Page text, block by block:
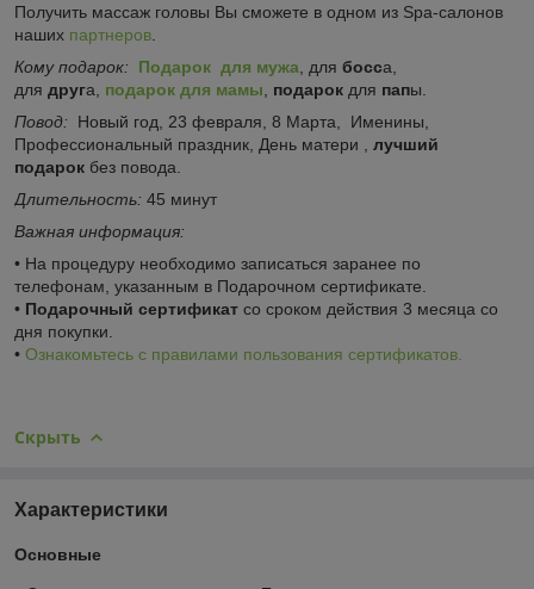
Получить массаж головы Вы сможете в одном из Spa-салонов
наших партнеров
Кому подарок:
Подарок для мужа , для босса,
для друга, подарок для мамы подарок для папы.
Повод: Новый год, 23 февраля, 8 Марта, Именины,
Профессиональный праздник, День матери , лучший
подарок без повода.
Длительность: 45 минут
Важная информация:
• На процедуру необходимо записаться заранее по
телефонам, указанным в Подарочном сертификате.
• Подарочный сертификат со сроком действия 3 месяца со
дня покупки.
• Ознакомьтесь с правилами пользования сертификатов.
Скрыть
Характеристики
Основные